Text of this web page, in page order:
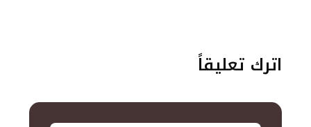
اترك تعليقاً